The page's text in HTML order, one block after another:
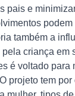
pais e
também a
criança em
é voltado
projeto tem